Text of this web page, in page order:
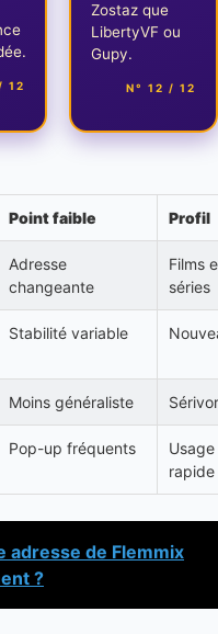
12
Zostaz que
LibertyVF ou
Gupy.
N° 12 / 12
Point faible Profil
Adresse
changeante
Films
séries
Stabilité variable
Moins généraliste
Pop-up fréquents
Usage
rapide
adresse de Flemmix
?